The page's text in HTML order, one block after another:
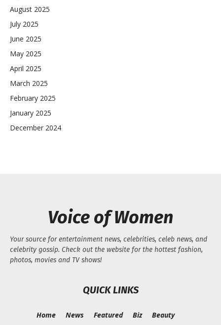
August 2025
July 2025
June 2025
May 2025
April 2025
March 2025
February 2025
January 2025
December 2024
Voice of Women
Your source for entertainment news, celebrities, celeb news, and
celebrity gossip. Check out the website for the hottest fashion,
photos, movies and TV shows!
QUICK LINKS
Home News Featured Biz Beauty